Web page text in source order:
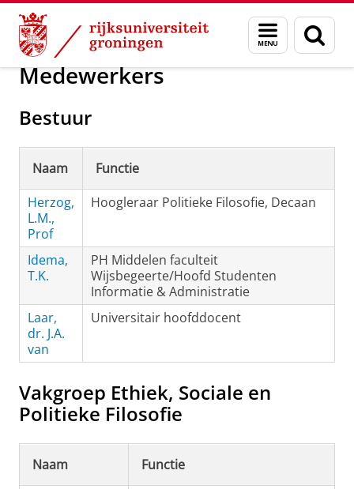
Skip
Content
Skip
Navigation
Menu
en
zoeken
Over ons Faculteit Wijsbegeerte
Medewerkers
Bestuur
Naam
Functie
Herzog,
L.M.,
Prof
Hoogleraar Politieke Filosofie, Decaan
Idema,
T.K.
PH Middelen faculteit
Wijsbegeerte/Hoofd Studenten
Informatie & Administratie
Laar,
dr. J.A.
van
Universitair hoofddocent
Vakgroep Ethiek, Sociale en
Politieke Filosofie
Naam
Functie